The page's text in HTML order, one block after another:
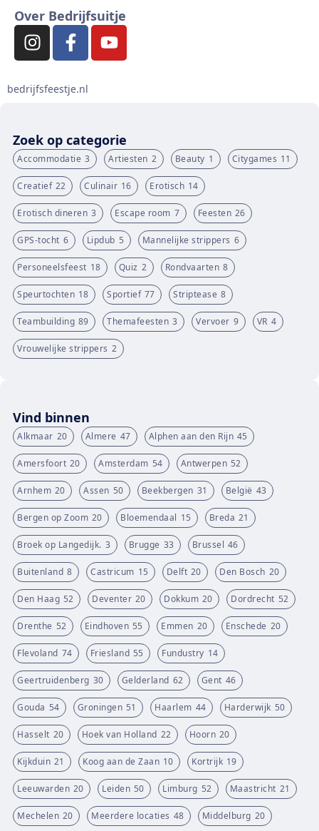
Over Bedrijfsuitje
bedrijfsfeestje.nl
Zoek op categorie
Accommodatie 3 Artiesten 2 Beauty 1 Citygames 11
Creatief 22 Culinair 16 Erotisch 14
Erotisch dineren 3 Escape room 7 Feesten 26
GPS-tocht 6 Lipdub 5 Mannelijke strippers 6
Personeelsfeest 18 Quiz 2 Rondvaarten 8
Speurtochten 18 Sportief 77 Striptease 8
Teambuilding 89 Themafeesten 3 Vervoer 9 VR 4
Vrouwelijke strippers 2
Vind binnen
Alkmaar 20 Almere 47 Alphen aan den Rijn 45
Amersfoort 20 Amsterdam 54 Antwerpen 52
Arnhem 20 Assen 50 Beekbergen 31 België 43
Bergen op Zoom 20 Bloemendaal 15 Breda 21
Broek op Langedijk. 3 Brugge 33 Brussel 46
Buitenland 8 Castricum 15 Delft 20 Den Bosch 20
Den Haag 52 Deventer 20 Dokkum 20 Dordrecht 52
Drenthe 52 Eindhoven 55 Emmen 20 Enschede 20
Flevoland 74 Friesland 55 Fundustry 14
Geertruidenberg 30 Gelderland 62 Gent 46
Gouda 54 Groningen 51 Haarlem 44 Harderwijk 50
Hasselt 20 Hoek van Holland 22 Hoorn 20
Kijkduin 21 Koog aan de Zaan 10 Kortrijk 19
Leeuwarden 20 Leiden 50 Limburg 52 Maastricht 21
Mechelen 20 Meerdere locaties 48 Middelburg 20